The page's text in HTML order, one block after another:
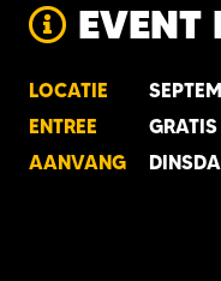
EVENT
LOCATIE
ENTREE
GRATIS
AANVANG